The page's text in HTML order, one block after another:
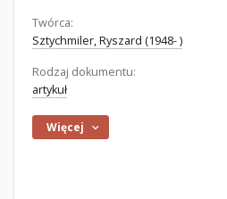
Twórca:
Sztychmiler, Ryszard (1948- )
Rodzaj dokumentu:
artykuł
Więcej